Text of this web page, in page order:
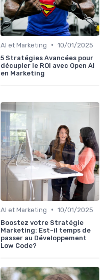
AI et Marketing • 10/01/2025
5 Stratégies Avancées pour
décupler le ROI avec Open AI
en Marketing
AI et Marketing • 10/01/2025
Boostez votre Stratégie
Marketing: Est-il temps de
passer au Développement
Low Code?